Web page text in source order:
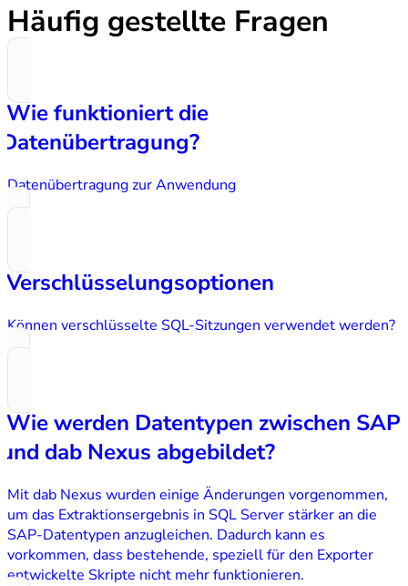
Häufig gestellte Fragen
Wie funktioniert die
Datenübertragung?
Datenübertragung zur Anwendung
Verschlüsselungsoptionen
Können verschlüsselte SQL-Sitzungen verwendet werden?
Wie werden Datentypen zwischen SAP
und dab Nexus abgebildet?
Mit dab Nexus wurden einige Änderungen vorgenommen,
um das Extraktionsergebnis in SQL Server stärker an die
SAP-Datentypen anzugleichen. Dadurch kann es
vorkommen, dass bestehende, speziell für den Exporter
entwickelte Skripte nicht mehr funktionieren.